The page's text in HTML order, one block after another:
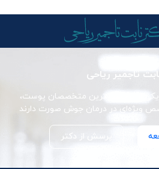
تاجمیر ریاحی
یکی از برجسته‌ترین متخصصان پوست،
ویژه‌ای در درمان جوش صورت دارند
پرسش از دکتر